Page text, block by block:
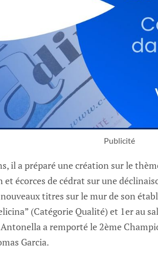
Publicité
il a préparé une création sur le
et écorces de cédrat sur une
titres sur le mur de son
(Catégorie Qualité) et 1er au
a remporté le 2ème
Garcia.